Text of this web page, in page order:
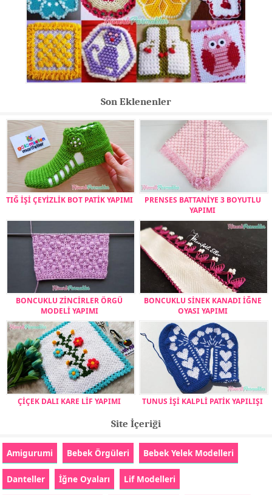
Son Eklenenler
TIĞ İŞİ ÇEYİZLİK BOT PATİK YAPIMI
PRENSES BATTANİYE 3 BOYUTLU
YAPIMI
BONCUKLU ZİNCİRLER ÖRGÜ
MODELİ YAPIMI
BONCUKLU SİNEK KANADI İĞNE
OYASI YAPIMI
ÇİÇEK DALI KARE LİF YAPIMI TUNUS İŞİ KALPLİ PATİK YAPILIŞI
Site İçeriği
Amigurumi Bebek Örgüleri Bebek Yelek Modelleri
Danteller İğne Oyaları Lif Modelleri